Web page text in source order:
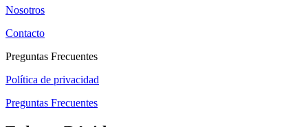
Nosotros
Contacto
Preguntas Frecuentes
Política de privacidad
Preguntas Frecuentes